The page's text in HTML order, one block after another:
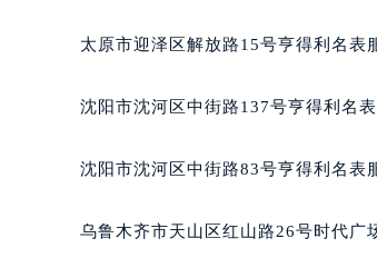
内蒙古自治区赤峰市
内蒙古自治区呼伦贝
内蒙古自治区乌海市
内蒙古自治区锡林郭
太原市迎泽区解放路15号亨得利名表
沈阳市沈河区中街路137号亨得利名
沈阳市沈河区中街路83号亨得利名表
乌鲁木齐市天山区红山路26号时代广